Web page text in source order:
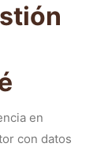
en
con datos